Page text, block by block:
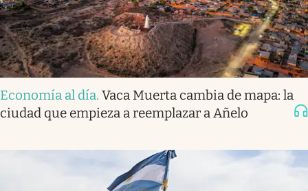
Economía al día. Vaca Muerta cambia de mapa: la
ciudad que empieza a reemplazar a Añelo